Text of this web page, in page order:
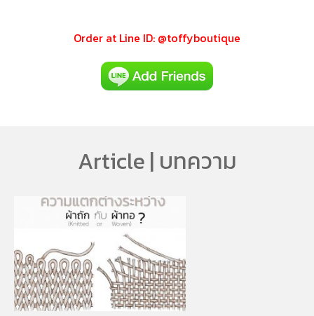
Order at Line ID: @toffyboutique
Article | บทความ